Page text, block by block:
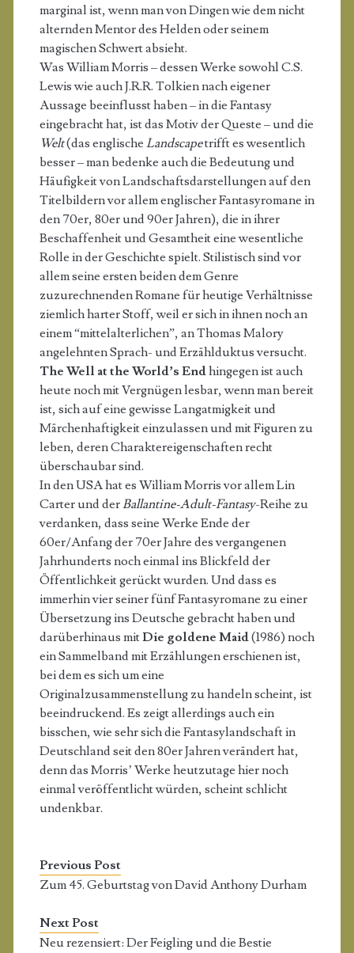
marginal ist, wenn man von Dingen wie dem nicht
alternden Mentor des Helden oder seinem
magischen Schwert absieht.
Was William Morris – dessen Werke sowohl C.S.
Lewis wie auch J.R.R. Tolkien nach eigener
Aussage beeinflusst haben – in die Fantasy
eingebracht hat, ist das Motiv der Queste – und die
Welt(das englische Landscapetrifft es wesentlich
besser – man bedenke auch die Bedeutung und
Häufigkeit von Landschaftsdarstellungen auf den
Titelbildern vor allem englischer Fantasyromane in
den 70er, 80er und 90er Jahren), die in ihrer
Beschaffenheit und Gesamtheit eine wesentliche
Rolle in der Geschichte spielt. Stilistisch sind vor
allem seine ersten beiden dem Genre
zuzurechnenden Romane für heutige Verhältnisse
ziemlich harter Stoff, weil er sich in ihnen noch an
einem “mittelalterlichen”, an Thomas Malory
angelehnten Sprach- und Erzählduktus versucht.
The Well at the World’s Endhingegen ist auch
heute noch mit Vergnügen lesbar, wenn man bereit
ist, sich auf eine gewisse Langatmigkeit und
Märchenhaftigkeit einzulassen und mit Figuren zu
leben, deren Charaktereigenschaften recht
überschaubar sind.
In den USA hat es William Morris vor allem Lin
Carter und derBallantine-Adult-Fantasy-Reihe zu
verdanken, dass seine Werke Ende der
60er/Anfang der 70er Jahre des vergangenen
Jahrhunderts noch einmal ins Blickfeld der
Öffentlichkeit gerückt wurden. Und dass es
immerhin vier seiner fünf Fantasyromane zu einer
Übersetzung ins Deutsche gebracht haben und
darüberhinaus mitDie goldene Maid(1986) noch
ein Sammelband mit Erzählungen erschienen ist,
bei dem es sich um eine
Originalzusammenstellung zu handeln scheint, ist
beeindruckend. Es zeigt allerdings auch ein
bisschen, wie sehr sich die Fantasylandschaft in
Deutschland seit den 80er Jahren verändert hat,
denn das Morris’ Werke heutzutage hier noch
einmal veröffentlicht würden, scheint schlicht
undenkbar.
Previous Post
Zum 45. Geburtstag von David Anthony Durham
Next Post
Neu rezensiert: Der Feigling und die Bestie